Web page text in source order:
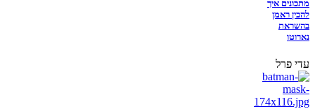
מתכונים איך
להכין ראמן
בהשראת
נארוטו
עדי פרל